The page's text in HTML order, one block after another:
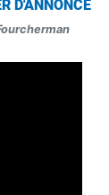
D'ANNONCE